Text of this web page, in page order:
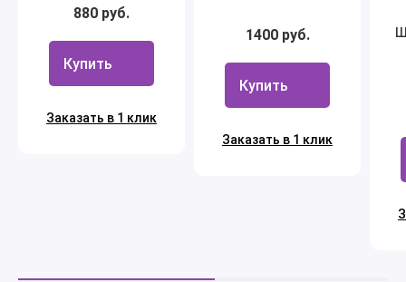
880 руб.
Купить
Заказать в 1 клик
1400 руб.
Купить
Заказать в 1 клик